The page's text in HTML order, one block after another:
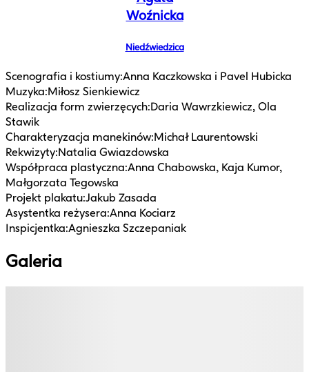
Woźnicka
Niedźwiedzica
Scenografia i kostiumy:Anna Kaczkowska i Pavel Hubicka
Muzyka:Miłosz Sienkiewicz
Realizacja form zwierzęcych:Daria Wawrzkiewicz, Ola
Stawik
Charakteryzacja manekinów:Michał Laurentowski
Rekwizyty:Natalia Gwiazdowska
Współpraca plastyczna:Anna Chabowska, Kaja Kumor,
Małgorzata Tegowska
Projekt plakatu:Jakub Zasada
Asystentka reżysera:Anna Kociarz
Inspicjentka:Agnieszka Szczepaniak
Galeria